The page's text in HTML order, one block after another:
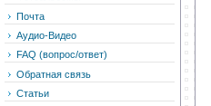
Почта
Аудио-Видео
FAQ (вопрос/ответ)
Обратная связь
Статьи